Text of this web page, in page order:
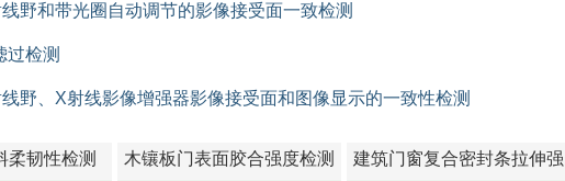
野和带光圈自动调节的影像接受面一致检测
过检测
野、X射线影像增强器影像接受面和图像显示的一致性检测
柔韧性检测 木镶板门表面胶合强度检测
建筑门窗复合密封条拉伸强